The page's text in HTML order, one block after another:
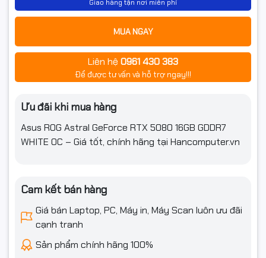
Giao hàng tận nơi miễn phí
MUA NGAY
Liên hệ 0961 430 383
Để được tư vấn và hỗ trợ ngay!!!
Ưu đãi khi mua hàng
Asus ROG Astral GeForce RTX 5080 16GB GDDR7
WHITE OC – Giá tốt, chính hãng tại Hancomputer.vn
Cam kết bán hàng
Giá bán Laptop, PC, Máy in, Máy Scan luôn ưu đãi
cạnh tranh
Sản phẩm chính hãng 100%